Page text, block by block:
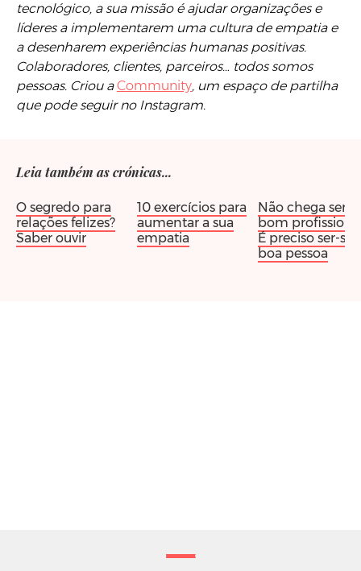
tecnológico, a sua missão é ajudar organizações e
líderes a implementarem uma cultura de empatia e
a desenharem experiências humanas positivas.
Colaboradores, clientes, parceiros… todos somos
pessoas. Criou aCommunity, um espaço de partilha
que pode seguir no Instagram.
Leia também as crónicas...
O segredo para
relações felizes?
Saber ouvir
10 exercícios para
aumentar a sua
empatia
Não chega ser-
bom
É preciso ser-se
boa pessoa